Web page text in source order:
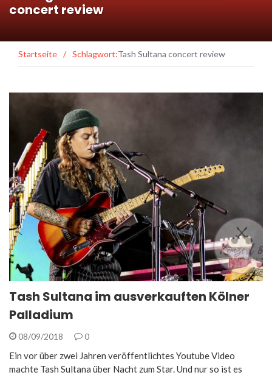
concert review
Startseite / Schlagwort:Tash Sultana concert review
Tash Sultana im ausverkauften Kölner
Palladium
08/09/2018 0
Ein vor über zwei Jahren veröffentlichtes Youtube Video
machte Tash Sultana über Nacht zum Star. Und nur so ist es